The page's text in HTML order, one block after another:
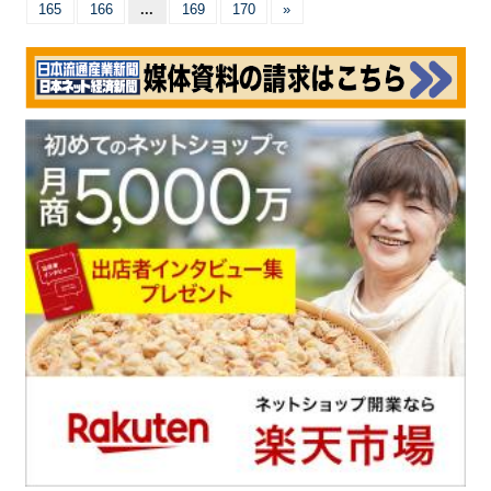
165
166 ... 169 170 »